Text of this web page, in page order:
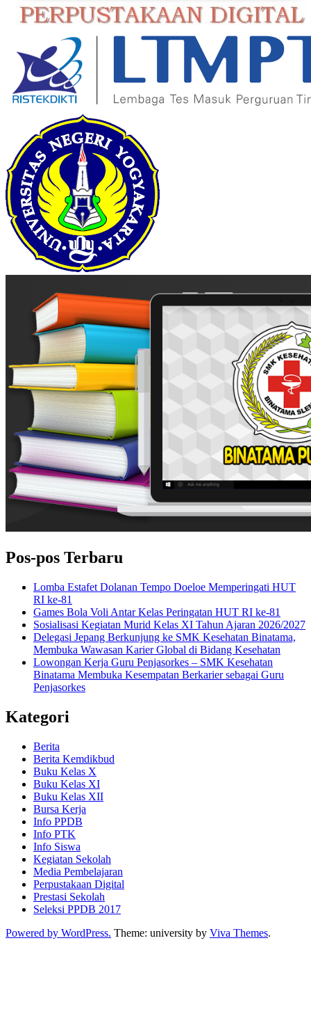
Pos-pos Terbaru
Lomba Estafet Dolanan Tempo Doeloe Memperingati HUT
RI ke-81
Games Bola Voli Antar Kelas Peringatan HUT RI ke-81
Sosialisasi Kegiatan Murid Kelas XI Tahun Ajaran 2026/2027
Delegasi Jepang Berkunjung ke SMK Kesehatan Binatama,
Membuka Wawasan Karier Global di Bidang Kesehatan
Lowongan Kerja Guru Penjasorkes – SMK Kesehatan
Binatama Membuka Kesempatan Berkarier sebagai Guru
Penjasorkes
Kategori
Berita
Berita Kemdikbud
Buku Kelas X
Buku Kelas XI
Buku Kelas XII
Bursa Kerja
Info PPDB
Info PTK
Info Siswa
Kegiatan Sekolah
Media Pembelajaran
Perpustakaan Digital
Prestasi Sekolah
Seleksi PPDB 2017
Powered by WordPress. Theme: university by Viva Themes.